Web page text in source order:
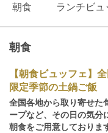
朝食 ランチビュ
朝食
【朝食ビュッフェ】
限定季節の土鍋ご飯
全国各地から取り寄せた
ープなど、その日の気分
朝食をご用意しておりま